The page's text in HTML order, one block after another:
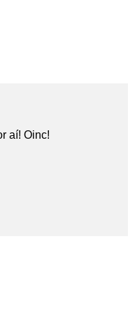
aí! Oinc!